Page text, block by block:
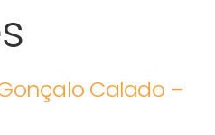
Calado –